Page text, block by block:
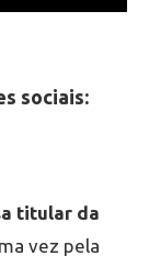
sociais:
titular da
vez pela